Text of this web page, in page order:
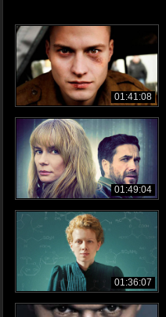
01:41:08
01:49:04
01:36:07